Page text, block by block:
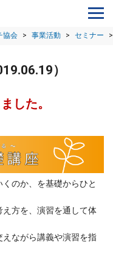
協会 > 事業活動 > セミナー >
）
した。
のか、を基礎からひと
方を、演習を通して体
ながら講義や演習を指